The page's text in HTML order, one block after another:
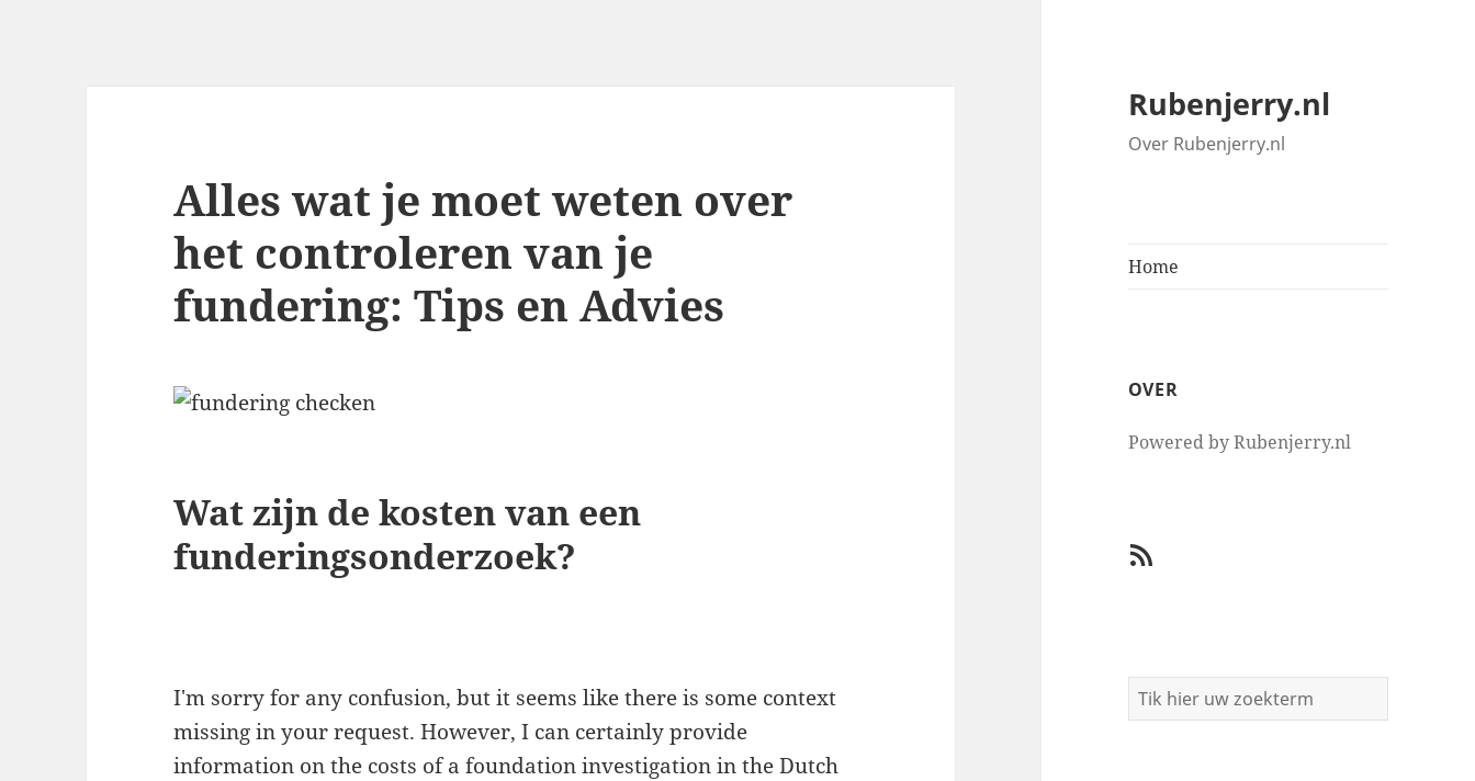
Rubenjerry.nl
Over Rubenjerry.nl
Home
OVER
Powered by Rubenjerry.nl
RSS
Alles wat je moet weten over
het controleren van je
fundering: Tips en Advies
Wat zijn de kosten van een
funderingsonderzoek?
I'm sorry for any confusion, but it seems like there is some context
missing in your request. However, I can certainly provide
information on the costs of a foundation investigation in the Dutch